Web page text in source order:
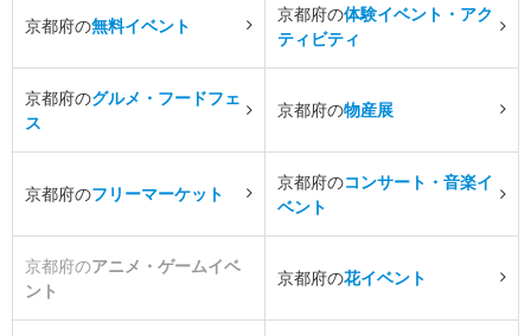
京都府の無料イベント
京都府の体験イベント・アク
ティビティ
京都府のグルメ・フードフェ
ス
京都府の物産展
京都府のフリーマーケット
京都府のコンサート・音楽イ
ベント
京都府のアニメ・ゲームイベ
ント
京都府の花イベント